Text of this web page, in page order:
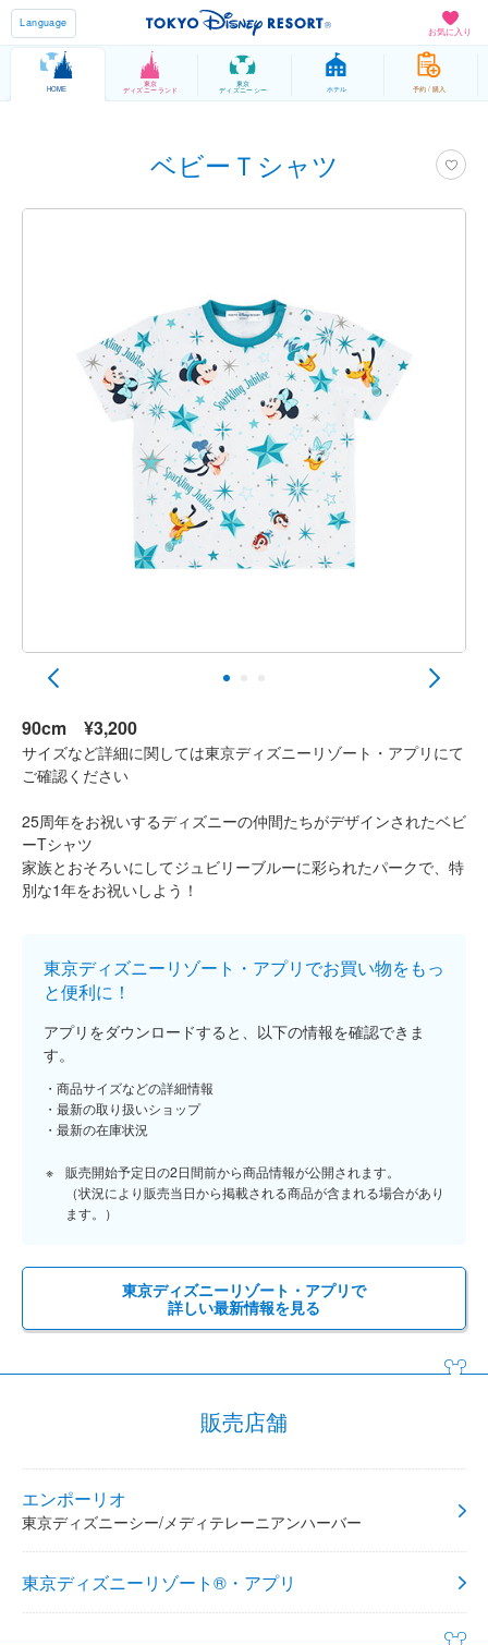
お気に入り
Language
HOME
東京
ディズニーランド
東京
ディズニーシー ホテル 予約 / 購入
ベビーＴシャツ
90cm ¥3,200
サイズなど詳細に関しては東京ディズニーリゾート・アプリにて
ご確認ください
25周年をお祝いするディズニーの仲間たちがデザインされたベビ
ーTシャツ
家族とおそろいにしてジュビリーブルーに彩られたパークで、特
別な1年をお祝いしよう！
東京ディズニーリゾート・アプリでお買い物をもっ
と便利に！
アプリをダウンロードすると、以下の情報を確認できま
す。
商品サイズなどの詳細情報
最新の取り扱いショップ
最新の在庫状況
販売開始予定日の2日間前から商品情報が公開されます。
（状況により販売当日から掲載される商品が含まれる場合があり
ます。）
東京ディズニーリゾート・アプリで
詳しい最新情報を見る
販売店舗
エンポーリオ
東京ディズニーシー/メディテレーニアンハーバー
東京ディズニーリゾート®・アプリ